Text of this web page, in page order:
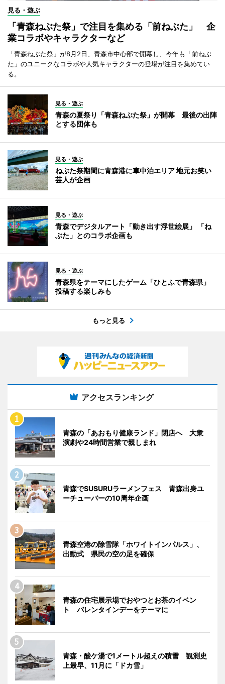
見る・遊ぶ
「青森ねぶた祭」で注目を集める「前ねぶた」 企
業コラボやキャラクターなど
「青森ねぶた祭」が8月2日、青森市中心部で開幕し、今年も「前ねぶ
た」のユニークなコラボや人気キャラクターの登場が注目を集めてい
る。
見る・遊ぶ
青森の夏祭り「青森ねぶた祭」が開幕 最後の出陣
とする団体も
見る・遊ぶ
ねぶた祭期間に青森港に車中泊エリア 地元お笑い
芸人が企画
見る・遊ぶ
青森でデジタルアート「動き出す浮世絵展」 「ね
ぶた」とのコラボ企画も
見る・遊ぶ
青森県をテーマにしたゲーム「ひとふで青森県」
投稿する楽しみも
もっと見る
アクセスランキング
青森の「あおもり健康ランド」閉店へ 大衆
演劇や24時間営業で親しまれ
青森でSUSURUラーメンフェス 青森出身ユ
ーチューバーの10周年企画
青森空港の除雪隊「ホワイトインパルス」、
出動式 県民の空の足を確保
青森の住宅展示場でおやつとお茶のイベン
ト バレンタインデーをテーマに
青森・酸ケ湯で1メートル超えの積雪 観測史
上最早、11月に「ドカ雪」